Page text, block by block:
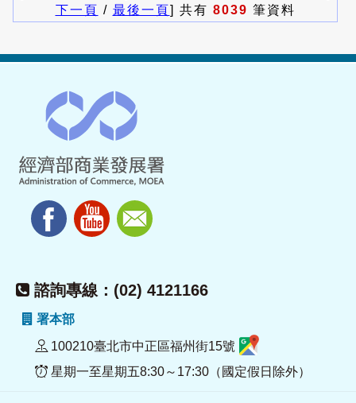
下一頁 / 最後一頁] 共有 8039 筆資料
諮詢專線：(02) 4121166
署本部
100210臺北市中正區福州街15號
星期一至星期五8:30～17:30（國定假日除外）